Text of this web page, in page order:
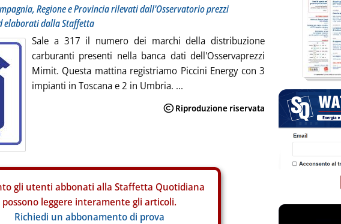
Regione e Provincia rilevati dall'Osservatorio prezzi
elaborati dalla Staffetta
Sale a 317 il numero dei marchi della distribuzione
carburanti presenti nella banca dati dell'Osservaprezzi
Mimit. Questa mattina registriamo Piccini Energy con 3
impianti in Toscana e 2 in Umbria. ...
gli utenti abbonati alla Staffetta Quotidiana
possono leggere interamente gli articoli.
Richiedi un abbonamento di prova